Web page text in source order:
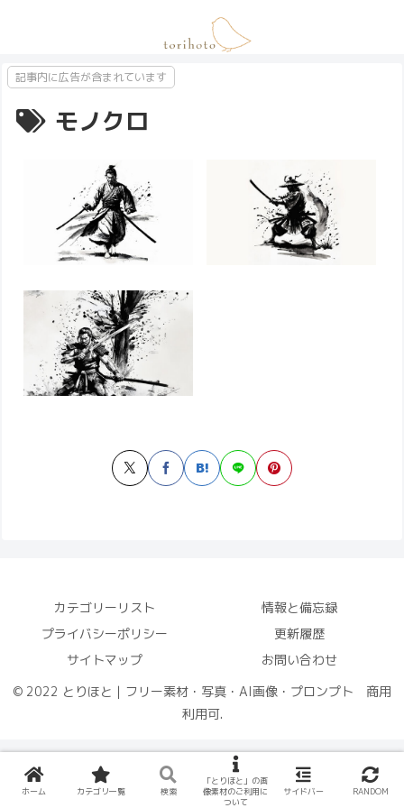
記事内に広告が含まれています
モノクロ
カテゴリーリスト
情報と備忘録
プライバシーポリシー
更新履歴
サイトマップ
お問い合わせ
© 2022 とりほと｜フリー素材・写真・AI画像・プロンプト 商用
利用可.
ホーム カテゴリ一覧 検索
「とりほと」の画
像素材のご利用に
ついて
サイドバー RANDOM